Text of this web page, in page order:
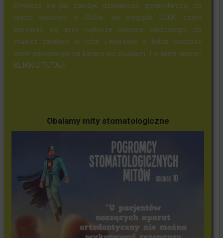
Dowiesz się jak założyć działalność gospodarczą, co
warto wiedzieć o ZUSie, jak wygląda LDEK, czym
kierować się przy wyborze miejsca stażowego, co
musisz załatwić w Izbie Lekarskiej, a także poznasz
wiele perspektyw na karierę po studiach. I o wiele więcej!
KLIKNIJ TUTAJ!
Obalamy mity stomatologiczne